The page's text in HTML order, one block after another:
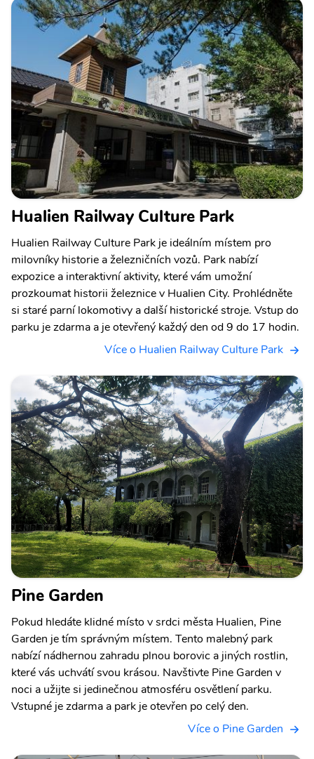
Hualien Railway Culture Park
Hualien Railway Culture Park je ideálním místem pro
milovníky historie a železničních vozů. Park nabízí
expozice a interaktivní aktivity, které vám umožní
prozkoumat historii železnice v Hualien City. Prohlédněte
si staré parní lokomotivy a další historické stroje. Vstup do
parku je zdarma a je otevřený každý den od 9 do 17 hodin.
Více o Hualien Railway Culture Park
Pine Garden
Pokud hledáte klidné místo v srdci města Hualien, Pine
Garden je tím správným místem. Tento malebný park
nabízí nádhernou zahradu plnou borovic a jiných rostlin,
které vás uchvátí svou krásou. Navštivte Pine Garden v
noci a užijte si jedinečnou atmosféru osvětlení parku.
Vstupné je zdarma a park je otevřen po celý den.
Více o Pine Garden